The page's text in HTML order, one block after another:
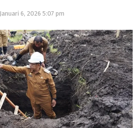
Januari 6, 2026 5:07 pm